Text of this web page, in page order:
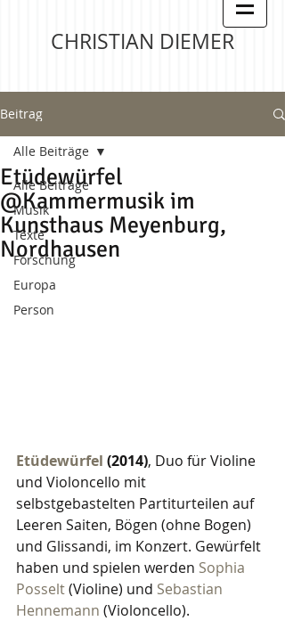
CHRISTIAN DIEMER
Beitrag
Alle Beiträge
Musik
Texte
Forschung
Europa
Person
Alle Beiträge
Etüdewürfel
@Kammermusik im
Kunsthaus Meyenburg,
Nordhausen
Etüdewürfel (2014), Duo für Violine
und Violoncello mit
selbstgebastelten Partiturteilen auf
Leeren Saiten, Bögen (ohne Bogen)
und Glissandi, im Konzert. Gewürfelt
haben und spielen werden Sophia
Posselt (Violine) und Sebastian
Hennemann (Violoncello).